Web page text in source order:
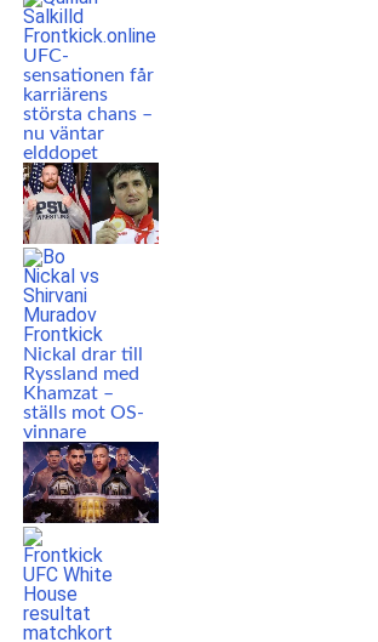
UFC-
sensationen får
karriärens
största chans –
nu väntar
elddopet
Nickal drar till
Ryssland med
Khamzat –
ställs mot OS-
vinnare